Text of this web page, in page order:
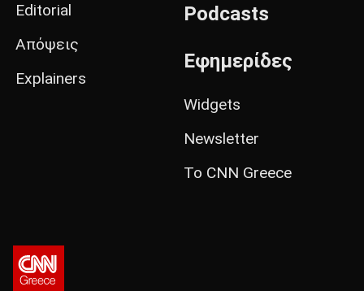
Editorial
Απόψεις
Explainers
Podcasts
Εφημερίδες
Widgets
Newsletter
Το CNN Greece